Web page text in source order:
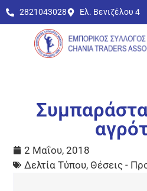
2821043028 Ελ. Βενιζέλου 4
2 Μαΐου, 2018
Δελτία Τύπου,Θέσεις -